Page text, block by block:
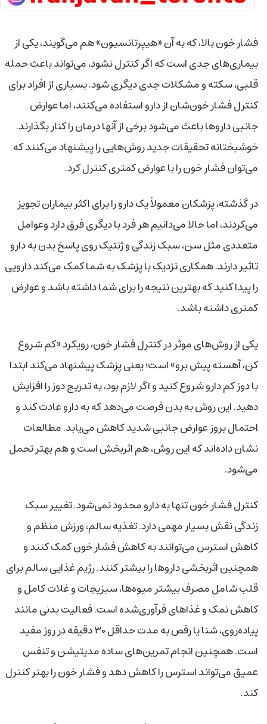
فشار خون بالا، که به آن «هیپرتانسیون» هم می‌گویند، یکی از
بیماری‌های جدی است که اگر کنترل نشود، می‌تواند باعث حمله
قلبی، سکته و مشکلات جدی دیگری شود. بسیاری از افراد برای
کنترل فشار خون‌شان از دارو استفاده می‌کنند، اما عوارض
جانبی داروها باعث می‌شود برخی از آنها درمان را کنار بگذارند.
خوشبختانه تحقیقات جدید روش‌هایی را پیشنهاد می‌کنند که
می‌توان فشار خون را با عوارض کمتری کنترل کرد.
در گذشته، پزشکان معمولاً یک دارو را برای اکثر بیماران تجویز
می‌کردند، اما حالا می‌دانیم هر فرد با دیگری فرق دارد وعوامل
متعددی مثل سن، سبک زندگی و ژنتیک روی پاسخ بدن به دارو
تاثیر دارند. همکاری نزدیک با پزشک به شما کمک می‌کند دارویی
را پیدا کنید که بهترین نتیجه را برای شما داشته باشد و عوارض
کمتری داشته باشد.
یکی از روش‌های موثر در کنترل فشار خون، رویکرد «کم شروع
کن، آهسته پیش برو» است؛ یعنی پزشک پیشنهاد می‌کند ابتدا
با دوز کم دارو شروع کنید و اگر لازم بود، به تدریج دوز را افزایش
دهید. این روش به بدن فرصت می‌دهد که به دارو عادت کند و
احتمال بروز عوارض جانبی شدید کاهش می‌یابد. مطالعات
نشان داده‌اند که این روش، هم اثربخش است و هم بهتر تحمل
می‌شود.
کنترل فشار خون تنها به دارو محدود نمی‌شود. تغییر سبک
زندگی نقش بسیار مهمی دارد. تغذیه سالم، ورزش منظم و
کاهش استرس می‌توانند به کاهش فشار خون کمک کنند و
همچنین اثربخشی داروها را بیشتر کنند. رژیم غذایی سالم برای
قلب شامل مصرف بیشتر میوه‌ها، سبزیجات و غلات کامل و
کاهش نمک و غذاهای فرآوری‌شده است. فعالیت بدنی مانند
پیاده‌روی، شنا یا رقص به مدت حداقل ۳۰ دقیقه در روز مفید
است. همچنین انجام تمرین‌های ساده مدیتیشن و تنفس
عمیق می‌تواند استرس را کاهش دهد و فشار خون را بهتر کنترل
کند.